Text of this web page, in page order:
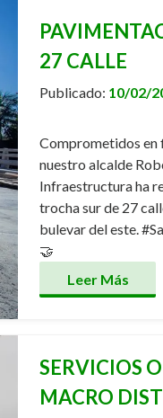
27 CALLE
Publicado: 10/02/
Comprometidos en
nuestro alcalde
Infraestructura ha
trocha sur de 27
bulevar del este.
🤝
Leer Más
SERVICIOS
MACRO